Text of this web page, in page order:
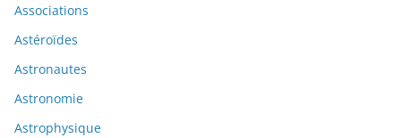
Associations
Astéroïdes
Astronautes
Astronomie
Astrophysique